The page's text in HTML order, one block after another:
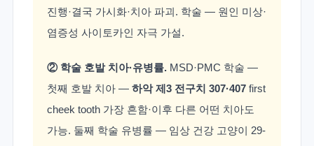
진행·결국 가시화·치아 파괴. 학술 — 원인 미상·
염증성 사이토카인 자극 가설.
② 학술 호발 치아·유병률.MSD·PMC 학술 —
첫째 호발 치아 — 하악 제3 전구치 307·407first
cheek tooth 가장 흔함·이후 다른 어떤 치아도
가능. 둘째 학술 유병률 — 임상 건강 고양이 29-